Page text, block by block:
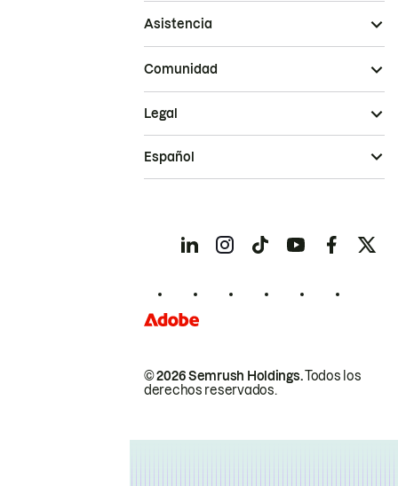
Asistencia
Comunidad
© 2026 Semrush Holdings.Todos los
derechos reservados.
Legal
Español